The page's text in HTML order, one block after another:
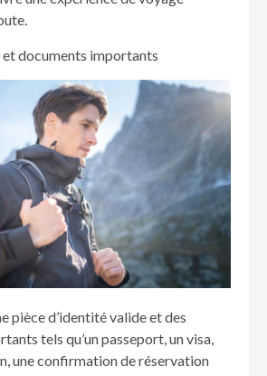
et documents importants
pièce d’identité valide et des
tels qu’un passeport, un visa,
une confirmation de réservation